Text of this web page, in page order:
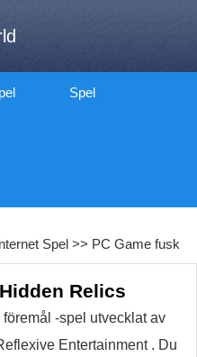
Spel
Spel >> PC Game fusk
Relics
-spel utvecklat av
Entertainment . Du